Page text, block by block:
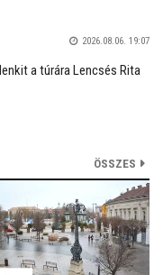
2026.08.06. 19:07
a túrára Lencsés Rita
ÖSSZES